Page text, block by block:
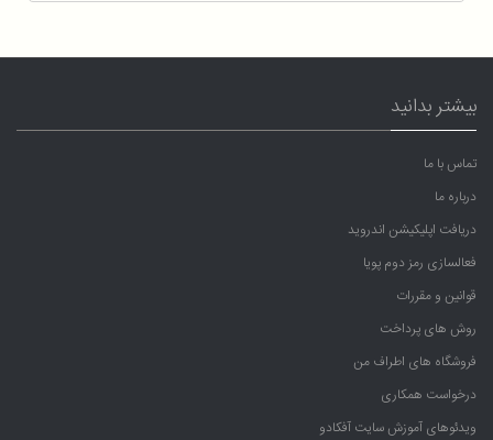
بیشتر بدانید
تماس با ما
درباره ما
دریافت اپلیکیشن اندروید
فعالسازی رمز دوم پویا
قوانین و مقررات
روش های پرداخت
فروشگاه های اطراف من
درخواست همکاری
ویدئوهای آموزش سایت آفکادو